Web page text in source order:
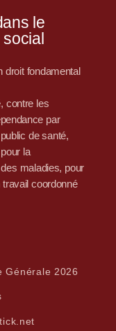
le
droit fondamental
contre les
par
de santé,
la
maladies, pour
travail coordonné
Générale 2026